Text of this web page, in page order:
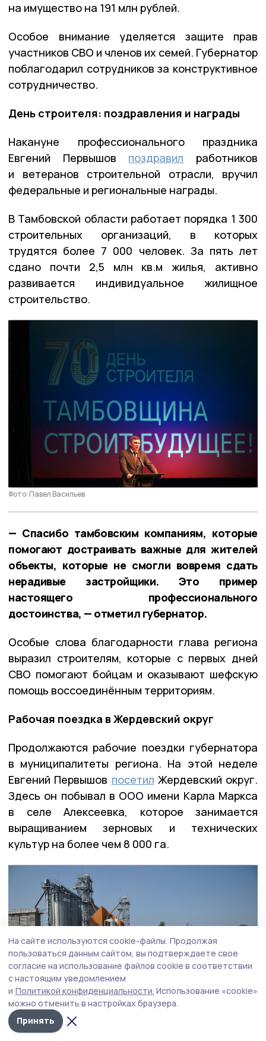
на имущество на 191 млн рублей.
Особое внимание уделяется защите прав
участников СВО и членов их семей. Губернатор
поблагодарил сотрудников за конструктивное
сотрудничество.
День строителя: поздравления и награды
Накануне профессионального праздника
Евгений Первышов поздравил работников
и ветеранов строительной отрасли, вручил
федеральные и региональные награды.
В Тамбовской области работает порядка 1 300
строительных организаций, в которых
трудятся более 7 000 человек. За пять лет
сдано почти 2,5 млн кв.м жилья, активно
развивается индивидуальное жилищное
строительство.
Фото: Павел Васильев
— Спасибо тамбовским компаниям, которые
помогают достраивать важные для жителей
объекты, которые не смогли вовремя сдать
нерадивые застройщики. Это пример
настоящего профессионального
достоинства, — отметил губернатор.
Особые слова благодарности глава региона
выразил строителям, которые с первых дней
СВО помогают бойцам и оказывают шефскую
помощь воссоединённым территориям.
Рабочая поездка в Жердевский округ
Продолжаются рабочие поездки губернатора
в муниципалитеты региона. На этой неделе
Евгений Первышов посетил Жердевский округ.
Здесь он побывал в ООО имени Карла Маркса
в селе Алексеевка, которое занимается
выращиванием зерновых и технических
культур на более чем 8 000 га.
На сайте используются cookie-файлы. Продолжая
пользоваться данным сайтом, вы подтверждаете свое
согласие на использование файлов cookie в соответствии
с настоящим уведомлением
и Политикой конфиденциальности. Использование «cookie»
можно отменить в настройках браузера.
Принять